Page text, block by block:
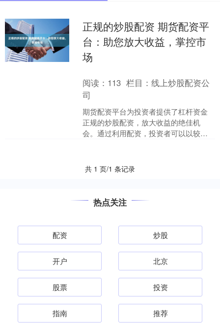
正规的炒股配资 期货配资平
台：助您放大收益，掌控市
场
阅读： 113 栏目：线上炒股配资公
司
期货配资平台为投资者提供了杠杆资金
正规的炒股配资，放大收益的绝佳机
会。通过利用配资，投资者可以以较小
共 1 页/1 条记录
热点关注
配资 炒股
开户 北京
股票 投资
指南 推荐